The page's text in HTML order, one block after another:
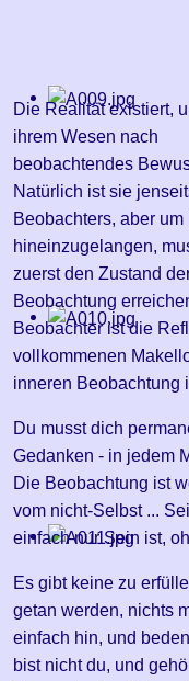
Die Realität existiert,
ihrem Wesen nach
beobachtendes
Natürlich ist sie
Beobachters, aber um
hineinzugelangen,
zuerst den Zustand
Beobachtung
Beobachter ist die
vollkommenen
inneren Beobachtung
Du musst dich
Gedanken - in jedem
Die Beobachtung ist
vom nicht-Selbst ...
einfach nur Sein ist,
Es gibt keine zu
getan werden, nichts
einfach hin, und
bist nicht du, und